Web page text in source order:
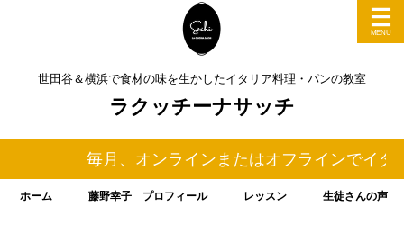
世田谷＆横浜で食材の味を生かしたイタリア料理・パンの教室
ラクッチーナサッチ
毎月、オンラインまたはオフラインでイタリ
ホーム 藤野幸子 プロフィール レッスン 生徒さんの声